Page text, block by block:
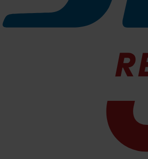
Saugfuß 760mm kpl.
Saugfuß komplett inkl Sauglippen